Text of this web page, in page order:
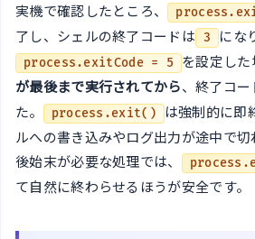
実機で確認したところ、
了し、シェルの終了コードは
3 にな
process.exitCode = 5 を設定した
が最後まで実行されてから、終了コー
た。
process.exit()
は強制的に即
ルへの書き込みやログ出力が途中で切
後始末が必要な処理では、
て自然に終わらせるほうが安全です。